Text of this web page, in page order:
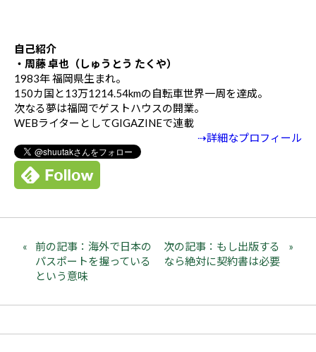
自己紹介
・周藤 卓也（しゅうとう たくや）
1983年 福岡県生まれ。
150カ国と13万1214.54kmの自転車世界一周を達成。
次なる夢は福岡でゲストハウスの開業。
WEBライターとしてGIGAZINEで連載
⇢詳細なプロフィール
前の記事：海外で日本の
パスポートを握っている
という意味
次の記事：もし出版する
なら絶対に契約書は必要